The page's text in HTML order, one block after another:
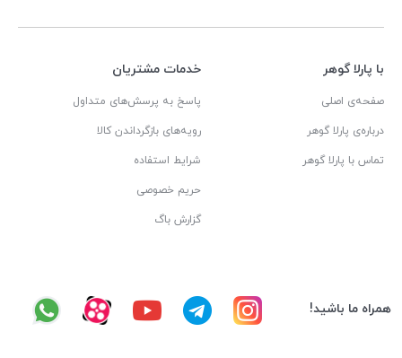
با پارلا گوهر
صفحه‌ی اصلی
درباره‌ی پارلا گوهر
تماس با پارلا گوهر
خدمات مشتریان
پاسخ به پرسش‌های متداول
رویه‌های بازگرداندن کالا
شرایط استفاده
حریم خصوصی
گزارش باگ
همراه ما باشید!